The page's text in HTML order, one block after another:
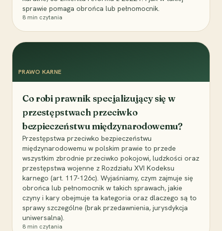
sprawie pomaga obrońca lub pełnomocnik.
8 min czytania
PRAWO KARNE
Co robi prawnik specjalizujący się w
przestępstwach przeciwko
bezpieczeństwu międzynarodowemu?
Przestępstwa przeciwko bezpieczeństwu
międzynarodowemu w polskim prawie to przede
wszystkim zbrodnie przeciwko pokojowi, ludzkości oraz
przestępstwa wojenne z Rozdziału XVI Kodeksu
karnego (art. 117-126c). Wyjaśniamy, czym zajmuje się
obrońca lub pełnomocnik w takich sprawach, jakie
czyny i kary obejmuje ta kategoria oraz dlaczego są to
sprawy szczególne (brak przedawnienia, jurysdykcja
uniwersalna).
8 min czytania